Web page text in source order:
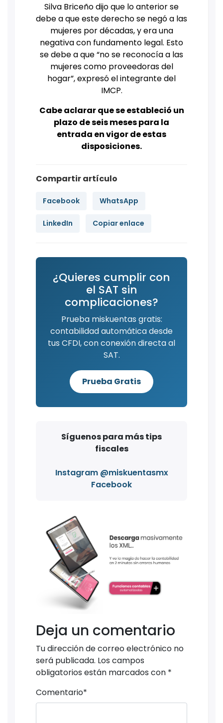
Silva Briceño dijo que lo anterior se
debe a que este derecho se negó a las
mujeres por décadas, y era una
negativa con fundamento legal. Esto
se debe a que “no se reconocía a las
mujeres como proveedoras del
hogar”, expresó el integrante del
IMCP.
Cabe aclarar que se estableció un
plazo de seis meses para la
entrada en vigor de estas
disposiciones.
Compartir artículo
Facebook WhatsApp
LinkedIn Copiar enlace
¿Quieres cumplir con
el SAT sin
complicaciones?
Prueba miskuentas gratis:
contabilidad automática desde
tus CFDI, con conexión directa al
SAT.
Prueba Gratis
Síguenos para más tips
fiscales
Instagram @miskuentasmx
Facebook
Deja un comentario
Tu dirección de correo electrónico no
será publicada. Los campos
obligatorios están marcados con *
Comentario*